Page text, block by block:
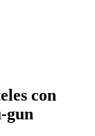
con
gun